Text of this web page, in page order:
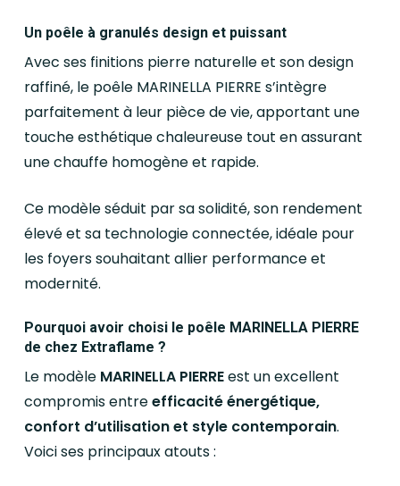
Un poêle à granulés design et puissant
Avec ses finitions pierre naturelle et son design
raffiné, le poêle MARINELLA PIERRE s’intègre
parfaitement à leur pièce de vie, apportant une
touche esthétique chaleureuse tout en assurant
une chauffe homogène et rapide.
Ce modèle séduit par sa solidité, son rendement
élevé et sa technologie connectée, idéale pour
les foyers souhaitant allier performance et
modernité.
Pourquoi avoir choisi le poêle MARINELLA PIERRE
de chez Extraflame ?
Le modèle MARINELLA PIERREest un excellent
compromis entreefficacité énergétique,
confort d’utilisation et style contemporain.
Voici ses principaux atouts :